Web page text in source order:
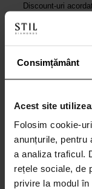
Consimțământ
Acest site
Folosim cookie-
anunțurile, pentru
a analiza traficul.
rețele sociale, de
privire la modul
Discount-uri
Livrare
rate. Mai jos poți
online rapid.